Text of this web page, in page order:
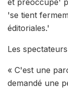
et préoccupé'
'se tient
éditoriales.'
Les
« C'est une
demandé une